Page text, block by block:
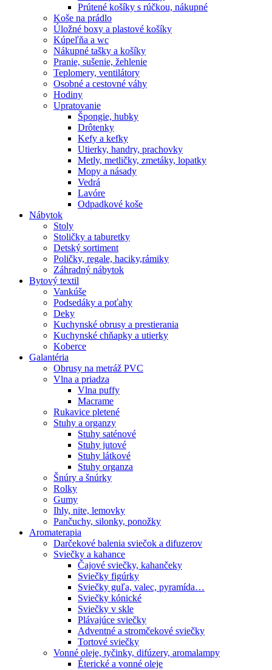
Prútené košíky s rúčkou, nákupné
Koše na prádlo
Úložné boxy a plastové košíky
Kúpeľňa a wc
Nákupné tašky a košíky
Pranie, sušenie, žehlenie
Teplomery, ventilátory
Osobné a cestovné váhy
Hodiny
Upratovanie
Špongie, hubky
Drôtenky
Kefy a kefky
Utierky, handry, prachovky
Metly, metličky, zmetáky, lopatky
Mopy a násady
Vedrá
Lavóre
Odpadkové koše
Nábytok
Stoly
Stoličky a taburetky
Detský sortiment
Poličky, regale, haciky,rámiky
Záhradný nábytok
Bytový textil
Vankúše
Podsedáky a poťahy
Deky
Kuchynské obrusy a prestierania
Kuchynské chňapky a utierky
Koberce
Galantéria
Obrusy na metráž PVC
Vlna a priadza
Vlna puffy
Macrame
Rukavice pletené
Stuhy a organzy
Stuhy saténové
Stuhy jutové
Stuhy látkové
Stuhy organza
Šnúry a šnúrky
Rolky
Gumy
Ihly, nite, lemovky
Pančuchy, silonky, ponožky
Aromaterapia
Darčekové balenia sviečok a difuzerov
Sviečky a kahance
Čajové sviečky, kahančeky
Sviečky figúrky
Sviečky guľa, valec, pyramída…
Sviečky kónické
Sviečky v skle
Plávajúce sviečky
Adventné a stromčekové sviečky
Tortové sviečky
Vonné oleje, tyčinky, difúzery, aromalampy
Éterické a vonné oleje